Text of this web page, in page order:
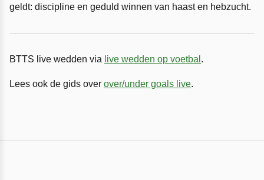
geldt: discipline en geduld winnen van haast en hebzucht.
BTTS live wedden via live wedden op voetbal .
Lees ook de gids over over/under goals live.